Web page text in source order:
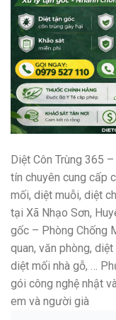
Diệt Côn Trùng 365
tín chuyên cung cấp
mối, diệt muỗi, diệt
tại Xã Nhạo Sơn,
gốc – Phòng Chống
quan, văn phòng,
diệt mối nhà gỗ, …
gói công nghệ nhật
em và người già